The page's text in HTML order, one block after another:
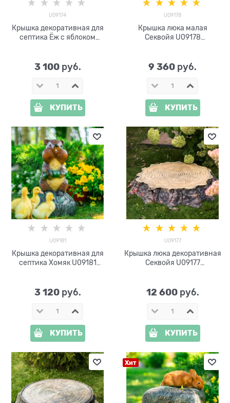
U09174
Крышка декоративная для
септика Ёж с яблоком
3 100 руб.
КУПИТЬ
U09178
Крышка люка малая
Секвойя U09178
9 360 руб.
КУПИТЬ
U09181
Крышка декоративная для
септика Хомяк U09181
3 120 руб.
КУПИТЬ
U09177
Крышка люка декоративная
Секвойя U09177
12 600 руб.
КУПИТЬ
Хит